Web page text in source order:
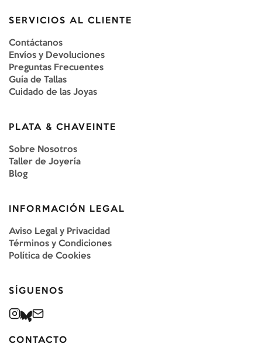
SERVICIOS AL CLIENTE
Contáctanos
Envíos y Devoluciones
Preguntas Frecuentes
Guía de Tallas
Cuidado de las Joyas
PLATA & CHAVEINTE
Sobre Nosotros
Taller de Joyería
Blog
INFORMACIÓN LEGAL
Aviso Legal y Privacidad
Términos y Condiciones
Política de Cookies
SÍGUENOS
CONTACTO